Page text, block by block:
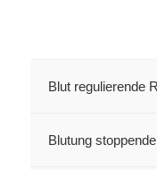
Blut regulierende
Blutung